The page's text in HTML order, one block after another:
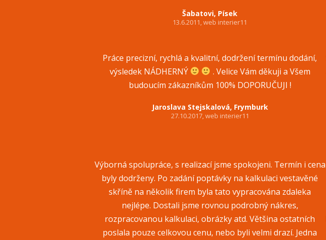
Šabatovi, Písek
13.6.2011, web interier11
Práce precizní, rychlá a kvalitní, dodržení termínu dodání,
výsledek NÁDHERNÝ
. Velice Vám děkuji a Všem
budoucím zákazníkům 100% DOPORUČUJI !
Jaroslava Stejskalová, Frymburk
27.10.2017, web interier11
Výborná spolupráce, s realizací jsme spokojeni. Termín i cena
byly dodrženy. Po zadání poptávky na kalkulaci vestavěné
skříně na několik firem byla tato vypracována zdaleka
nejlépe. Dostali jsme rovnou podrobný nákres,
rozpracovanou kalkulaci, obrázky atd. Většina ostatních
poslala pouze celkovou cenu, nebo byli velmi drazí. Jedna